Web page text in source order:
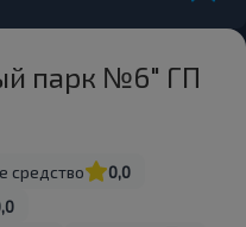
парк №6" ГП
средство
0,0